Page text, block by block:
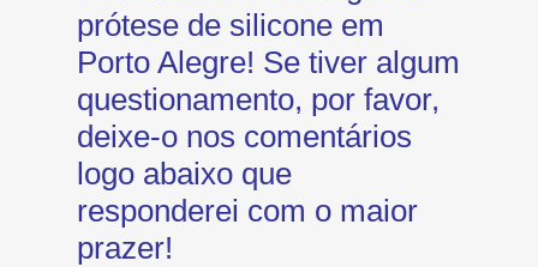
prótese de silicone em
Porto Alegre! Se tiver algum
questionamento, por favor,
deixe-o nos comentários
logo abaixo que
responderei com o maior
prazer!